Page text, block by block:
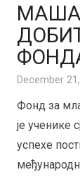
December
Фонд за
је ученике
успехе